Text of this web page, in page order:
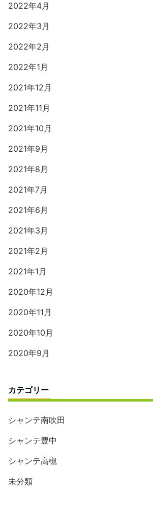
2022年4月
2022年3月
2022年2月
2022年1月
2021年12月
2021年11月
2021年10月
2021年9月
2021年8月
2021年7月
2021年6月
2021年3月
2021年2月
2021年1月
2020年12月
2020年11月
2020年10月
2020年9月
カテゴリー
シャンテ南吹田
シャンテ豊中
シャンテ高槻
未分類